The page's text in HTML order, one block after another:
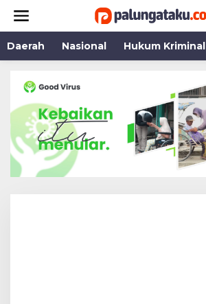
konten
Daerah
Nasional Hukum Kriminal